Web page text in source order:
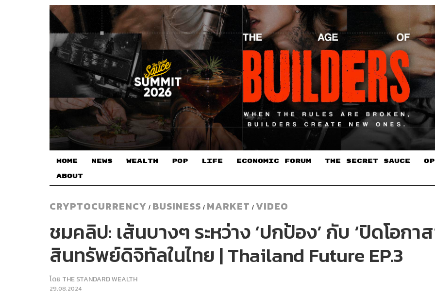
HOME NEWS WEALTH POP LIFE ECONOMIC FORUM THE SECRET SAUCE​
ABOUT
CRYPTOCURRENCY / BUSINESS / MARKET / VIDEO
ชมคลิป: เส้นบางๆ ระหว่าง ‘ปกป้อง’ กับ ‘ปิดโอกา
สินทรัพย์ดิจิทัลในไทย | Thailand Future EP.3
โดย THE STANDARD WEALTH
29.08.2024